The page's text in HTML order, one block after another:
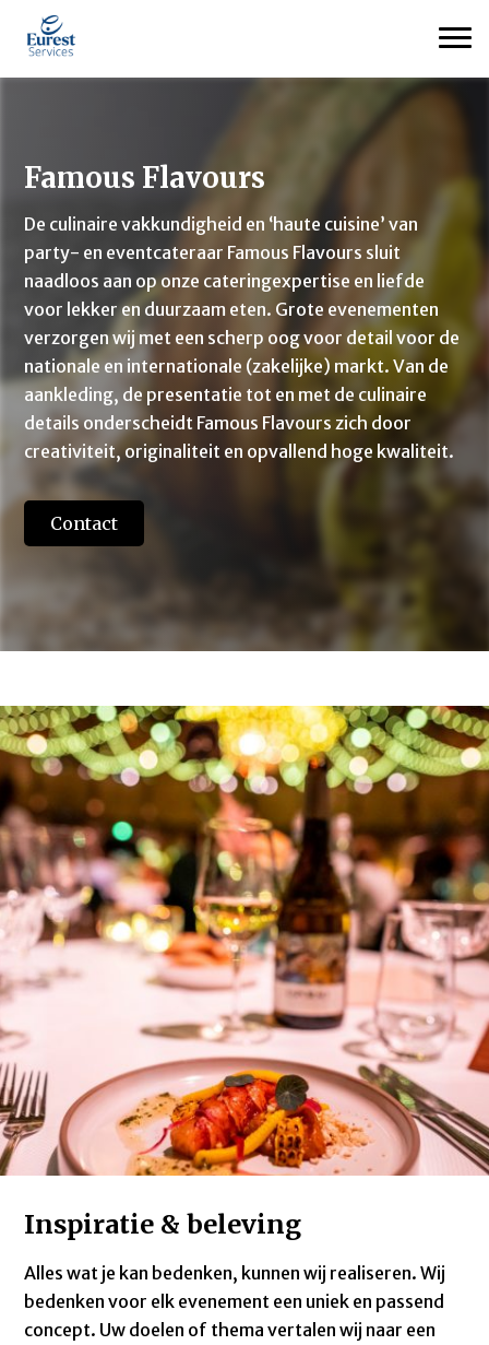
Famous Flavours
De culinaire vakkundigheid en ‘haute cuisine’ van
party- en eventcateraar Famous Flavours sluit
naadloos aan op onze cateringexpertise en liefde
voor lekker en duurzaam eten. Grote evenementen
verzorgen wij met een scherp oog voor detail voor de
nationale en internationale (zakelijke) markt. Van de
aankleding, de presentatie tot en met de culinaire
details onderscheidt Famous Flavours zich door
creativiteit, originaliteit en opvallend hoge kwaliteit.
Contact
Inspiratie & beleving
Alles wat je kan bedenken, kunnen wij realiseren. Wij
bedenken voor elk evenement een uniek en passend
concept. Uw doelen of thema vertalen wij naar een